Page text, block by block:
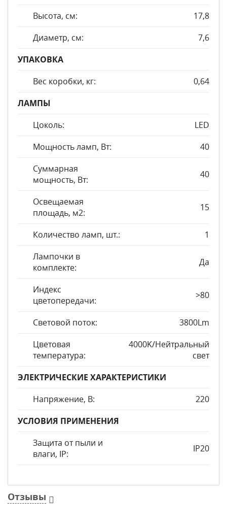
Высота, см:
17,8
Диаметр, см:
7,6
УПАКОВКА
Вес коробки, кг:
0,64
ЛАМПЫ
Цоколь:
LED
Мощность ламп, Вт:
40
Суммарная
мощность, Вт:
40
Освещаемая
площадь, м2:
15
Количество ламп, шт.:
1
Лампочки в
комплекте:
Да
Индекс
цветопередачи:
>80
Световой поток:
3800Lm
Цветовая
температура:
4000K/Нейтральный
свет
ЭЛЕКТРИЧЕСКИЕ ХАРАКТЕРИСТИКИ
Напряжение, В:
220
УСЛОВИЯ ПРИМЕНЕНИЯ
Защита от пыли и
влаги, IP:
IP20
Отзывы